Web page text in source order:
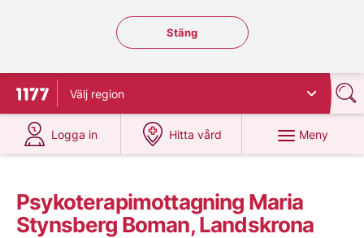
Stäng regionsväljaren
Stäng
Till startsidan för 1177
Välj region
Logga in
på 1177.se
Hitta vård
på 1177.se
Meny
Psykoterapimottagning Maria
Stynsberg Boman, Landskrona